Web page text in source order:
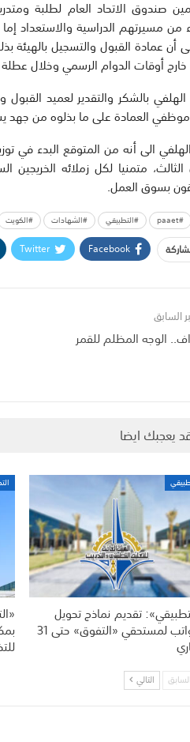
صندوق الاتحاد العام لطلبة
من مسيرتهم الدراسية والاستعداد
أن عمادة القبول والتسجيل
أوقات الدوام الرسمي وخلال عطلة
بالشكر والتقدير لعميد
العمادة على ما بذلوه من جهد
الثالث، متمنيا لكل زملائه
بسوق العمل.
#paaet #التطبيقي #الشهادات #الكويت
Facebook
Twitter
السابق
الوجه المظلم للقمر
يعجبك ايضا
تقديم نماذج تحويل
الرواتب لمستحقي «التفوق» حتى 31
السابق التالي